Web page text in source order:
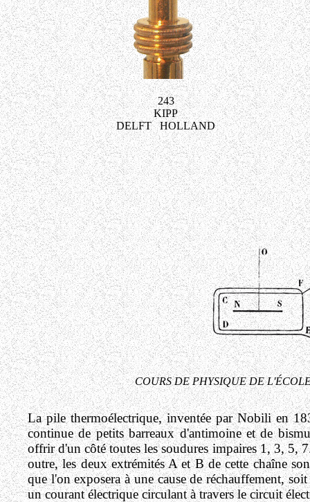
243
KIPP
DELFT HOLLAND
COURS DE PHYSIQUE DE
La pile thermoélectrique, inventée par Nobili en
continue de petits barreaux d'antimoine et de
offrir d'un côté toutes les soudures impaires 1, 3, 5,
outre, les deux extrémités A et B de cette chaîne
que l'on exposera à une cause de réchauffement,
un courant électrique circulant à travers le circuit